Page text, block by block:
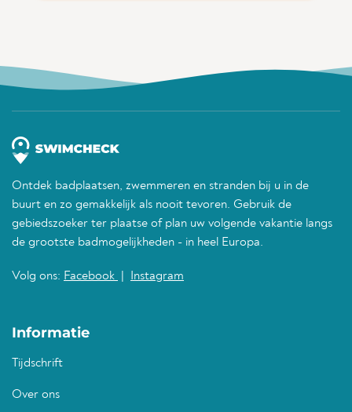
Ontdek badplaatsen, zwemmeren en stranden bij u in de
buurt en zo gemakkelijk als nooit tevoren. Gebruik de
gebiedszoeker ter plaatse of plan uw volgende vakantie langs
de grootste badmogelijkheden - in heel Europa.
Volg ons: Facebook Instagram
Informatie
Tijdschrift
Over ons